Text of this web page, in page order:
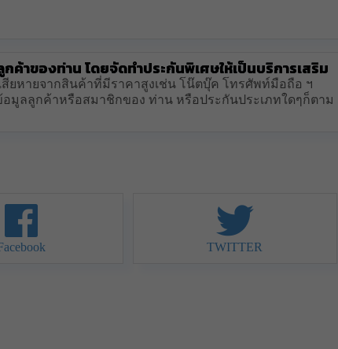
ค้าของท่าน โดยจัดทำประกันพิเศษให้เป็นบริการเสริม
ยหายจากสินค้าที่มีราคาสูงเช่น โน๊ตบุ๊ค โทรศัพท์มือถือ ฯ
มูลลูกค้าหรือสมาชิกของ ท่าน หรือประกันประเภทใดๆก็ตาม
TWITTER